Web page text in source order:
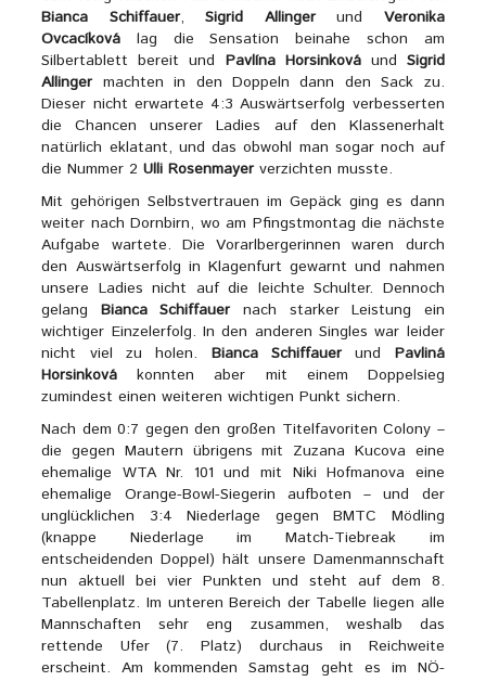
Bianca Schiffauer,Sigrid Allingerund Veronika
Ovcacíková lag die Sensation beinahe schon am
Silbertablett bereit und Pavlína Horsinkováund Sigrid
Allinger machten in den Doppeln dann den Sack zu.
Dieser nicht erwartete 4:3 Auswärtserfolg verbesserten
die Chancen unserer Ladies auf den Klassenerhalt
natürlich eklatant, und das obwohl man sogar noch auf
die Nummer 2Ulli Rosenmayer verzichten musste.
Mit gehörigen Selbstvertrauen im Gepäck ging es dann
weiter nach Dornbirn, wo am Pfingstmontag die nächste
Aufgabe wartete. Die Vorarlbergerinnen waren durch
den Auswärtserfolg in Klagenfurt gewarnt und nahmen
unsere Ladies nicht auf die leichte Schulter. Dennoch
gelang Bianca Schiffauer nach starker Leistung ein
wichtiger Einzelerfolg. In den anderen Singles war leider
nicht viel zu holen. Bianca Schiffauerund Pavliná
Horsinková konnten aber mit einem Doppelsieg
zumindest einen weiteren wichtigen Punkt sichern.
Nach dem 0:7 gegen den großen Titelfavoriten Colony –
die gegen Mautern übrigens mit Zuzana Kucova eine
ehemalige WTA Nr. 101 und mit Niki Hofmanova eine
ehemalige Orange-Bowl-Siegerin aufboten – und der
unglücklichen 3:4 Niederlage gegen BMTC Mödling
(knappe Niederlage im Match-Tiebreak im
entscheidenden Doppel) hält unsere Damenmannschaft
nun aktuell bei vier Punkten und steht auf dem 8.
Tabellenplatz. Im unteren Bereich der Tabelle liegen alle
Mannschaften sehr eng zusammen, weshalb das
rettende Ufer (7. Platz) durchaus in Reichweite
erscheint. Am kommenden Samstag geht es im NÖ-